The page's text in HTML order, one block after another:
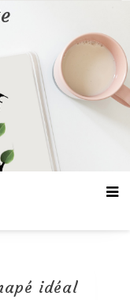
idéal